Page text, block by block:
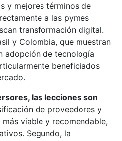
y mejores términos de
a las pymes
transformación digital.
y Colombia, que muestran
adopción de tecnología
beneficiados
las lecciones son
de proveedores y
viable y recomendable,
Segundo, la